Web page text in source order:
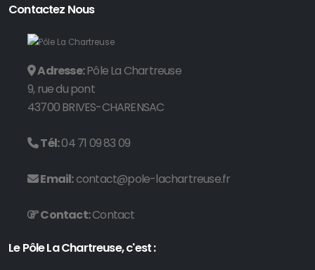
Contactez Nous
Adresse:Pôle La Chartreuse
9, rue du pont
43700 BRIVES-CHARENSAC
Tél:04 71 09 83 09
Email:contact@pole-lachartreuse.fr
Contact:Contact
Le Pôle La Chartreuse, c'est :